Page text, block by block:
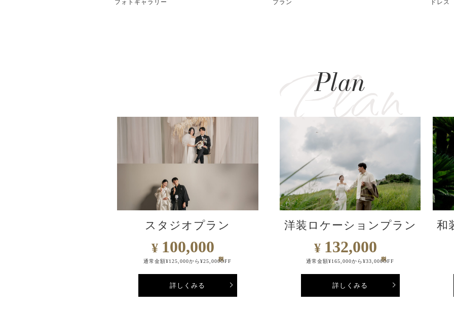
フォトギャラリー プラン ドレス
Plan
スタジオプラン
¥ 100,000
通常金額¥125,000から¥25,000OFF
詳しくみる
洋装ロケーションプラン
¥ 132,000
通常金額¥165,000から¥33,000OFF
詳しくみる
和